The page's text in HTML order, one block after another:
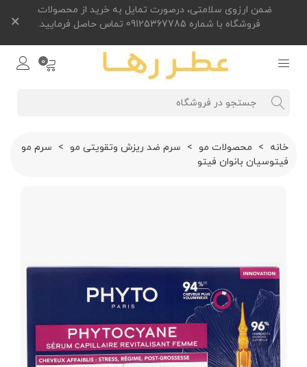
ضمن ارزوی سلامتی، درصورت تمایل به خرید از محصولات
فروشگاه با شماره 09125367785 تماس حاصل فرمایید.
×
0
خانه > محصولات مو > سرم ضد ریزش وتقویتی مو > سرم مو
فيتوسيان بانوان فيتو